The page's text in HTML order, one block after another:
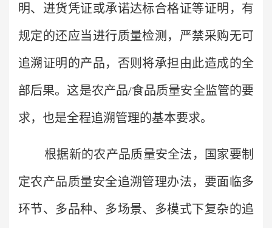
明、进货凭证或承诺达标合格证等证明，有
规定的还应当进行质量检测，严禁采购无可
追溯证明的产品，否则将承担由此造成的全
部后果。这是农产品/食品质量安全监管的要
求，也是全程追溯管理的基本要求。
根据新的农产品质量安全法，国家要制
定农产品质量安全追溯管理办法，要面临多
环节、多品种、多场景、多模式下复杂的追